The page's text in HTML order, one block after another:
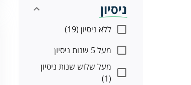
ניסיון
ללא ניסיון (19)
מעל 5 שנות ניסיון
מעל שלוש שנות ניסיון
(1)